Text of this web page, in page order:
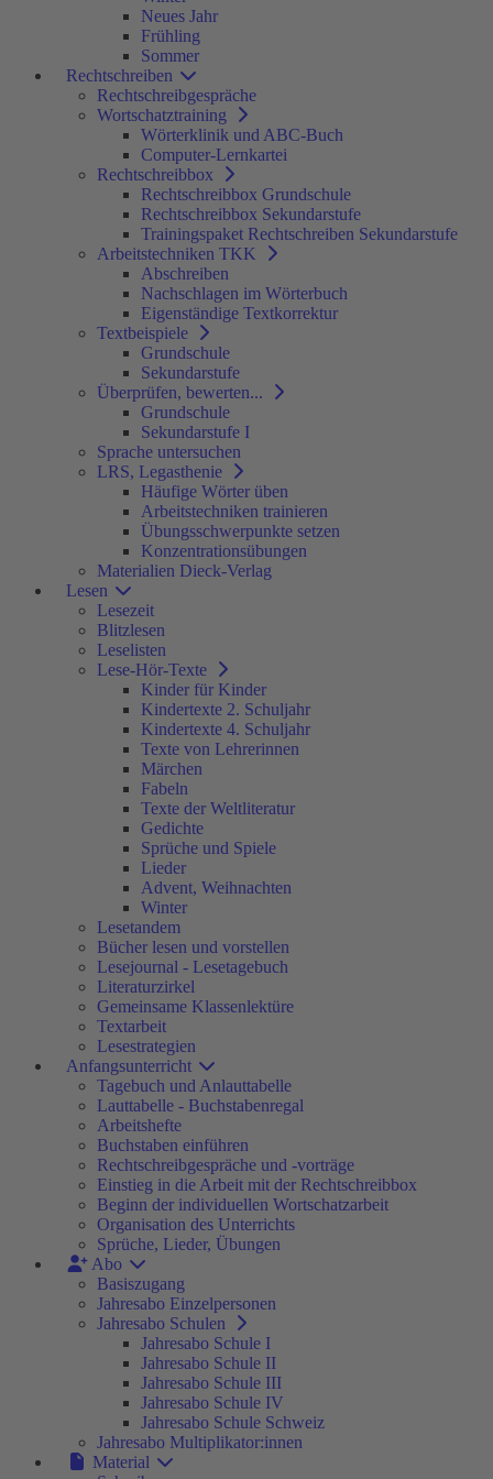
Neues Jahr
Frühling
Sommer
Rechtschreiben
Rechtschreibgespräche
Wortschatztraining
Wörterklinik und ABC-Buch
Computer-Lernkartei
Rechtschreibbox
Rechtschreibbox Grundschule
Rechtschreibbox Sekundarstufe
Trainingspaket Rechtschreiben Sekundarstufe
Arbeitstechniken TKK
Abschreiben
Nachschlagen im Wörterbuch
Eigenständige Textkorrektur
Textbeispiele
Grundschule
Sekundarstufe
Überprüfen, bewerten...
Grundschule
Sekundarstufe I
Sprache untersuchen
LRS, Legasthenie
Häufige Wörter üben
Arbeitstechniken trainieren
Übungsschwerpunkte setzen
Konzentrationsübungen
Materialien Dieck-Verlag
Lesen
Lesezeit
Blitzlesen
Leselisten
Lese-Hör-Texte
Kinder für Kinder
Kindertexte 2. Schuljahr
Kindertexte 4. Schuljahr
Texte von Lehrerinnen
Märchen
Fabeln
Texte der Weltliteratur
Gedichte
Sprüche und Spiele
Lieder
Advent, Weihnachten
Winter
Lesetandem
Bücher lesen und vorstellen
Lesejournal - Lesetagebuch
Literaturzirkel
Gemeinsame Klassenlektüre
Textarbeit
Lesestrategien
Anfangsunterricht
Tagebuch und Anlauttabelle
Lauttabelle - Buchstabenregal
Arbeitshefte
Buchstaben einführen
Rechtschreibgespräche und -vorträge
Einstieg in die Arbeit mit der Rechtschreibbox
Beginn der individuellen Wortschatzarbeit
Organisation des Unterrichts
Sprüche, Lieder, Übungen
Abo
Basiszugang
Jahresabo Einzelpersonen
Jahresabo Schulen
Jahresabo Schule I
Jahresabo Schule II
Jahresabo Schule III
Jahresabo Schule IV
Jahresabo Schule Schweiz
Jahresabo Multiplikator:innen
Material